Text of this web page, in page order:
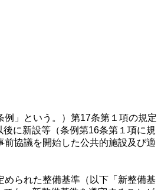
」という。）第17条第１項の規定
に新設等（条例第16条第１項に規
協議を開始した公共的施設及び適
られた整備基準（以下「新整備基